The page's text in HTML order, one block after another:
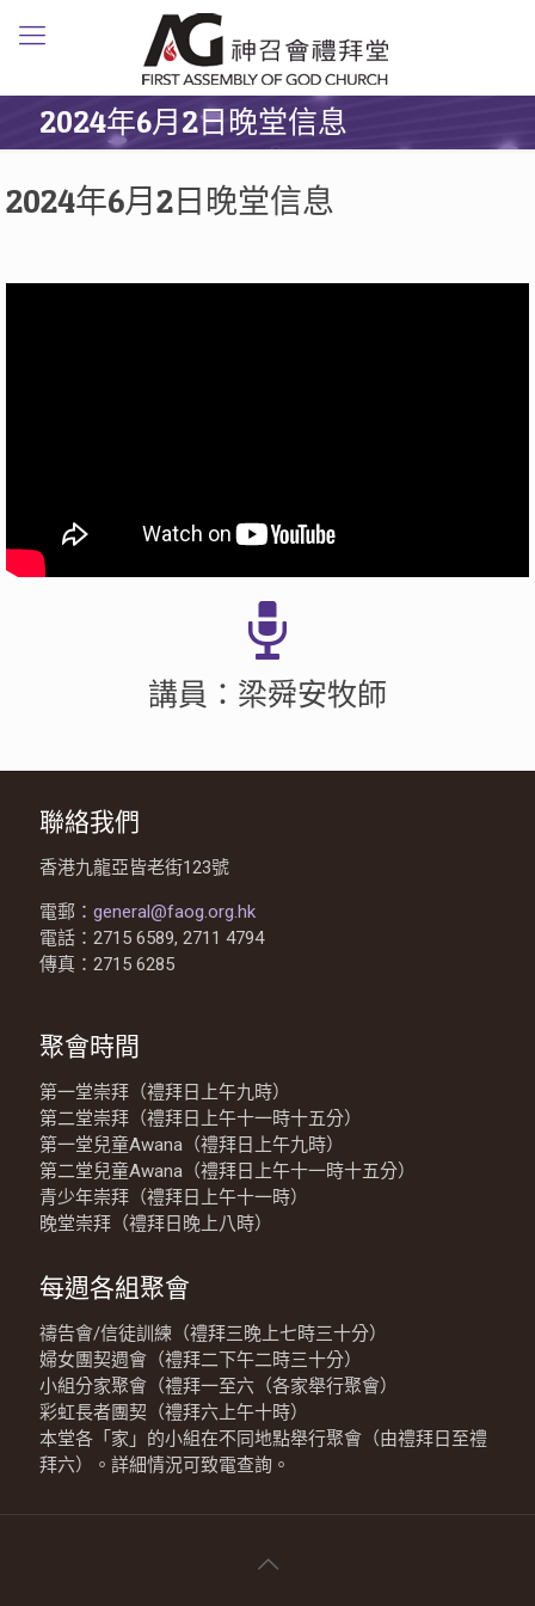
2024年6月2日晚堂信息
2024年6月2日晚堂信息
講員：梁舜安牧師
聯絡我們
香港九龍亞皆老街123號
電郵： general@faog.org.hk
電話：2715 6589, 2711 4794
傳真：2715 6285
聚會時間
第一堂崇拜（禮拜日上午九時）
第二堂崇拜（禮拜日上午十一時十五分）
第一堂兒童Awana（禮拜日上午九時）
第二堂兒童Awana（禮拜日上午十一時十五分）
青少年崇拜（禮拜日上午十一時）
晚堂崇拜（禮拜日晚上八時）
每週各組聚會
禱告會/信徒訓練（禮拜三晚上七時三十分）
婦女團契週會（禮拜二下午二時三十分）
小組分家聚會（禮拜一至六（各家舉行聚會）
彩虹長者團契（禮拜六上午十時）
本堂各「家」的小組在不同地點舉行聚會（由禮拜日至禮
拜六）。詳細情況可致電查詢。